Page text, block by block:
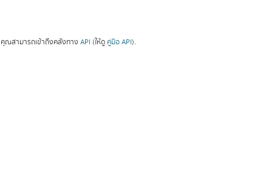
คุณสามารถเข้าถึงคลังทาง API (ให้ดู คู่มือ API).